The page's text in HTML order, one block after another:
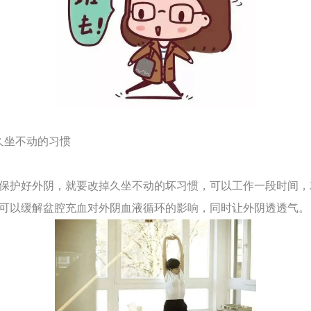
坐不动的习惯
好外阴，就要改掉久坐不动的坏习惯，可以工作一段时间，
以缓解盆腔充血对外阴血液循环的影响，同时让外阴透透气。